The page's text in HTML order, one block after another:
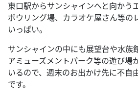
東口駅からサンシャインへと向かう
ボウリング場、カラオケ屋さん等の
いっぱい。
サンシャインの中にも展望台や水族
アミューズメントパーク等の遊び場
いるので、週末のお出かけ先に不自
です。